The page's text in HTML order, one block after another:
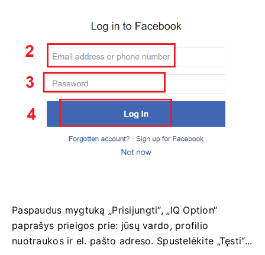
Paspaudus mygtuką „Prisijungti“, „IQ Option“
paprašys prieigos prie: jūsų vardo, profilio
nuotraukos ir el. pašto adreso. Spustelėkite „Tęsti“...